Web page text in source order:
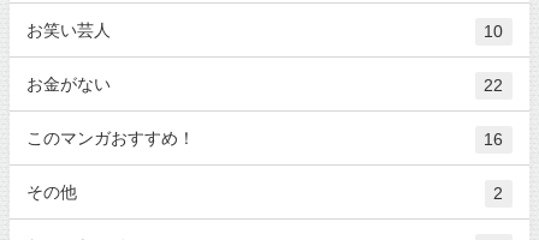
お笑い芸人 10
お金がない 22
このマンガおすすめ！ 16
その他 2